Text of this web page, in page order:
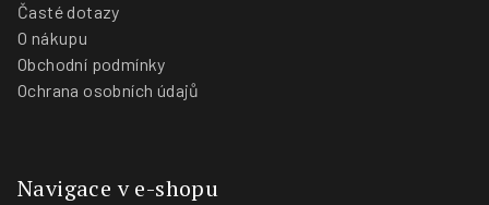
Časté dotazy
O nákupu
Obchodní podmínky
Ochrana osobních údajů
Navigace v e-shopu